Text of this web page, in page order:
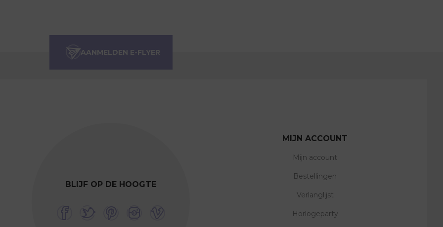
BLIJF OP DE HOOGTE
MIJN ACCOUNT
Mijn account
Bestellingen
Verlanglijst
Horlogeparty